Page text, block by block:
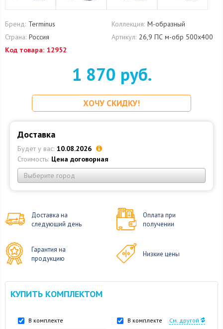
Бренд: Terminus Коллекция: М-образный
Страна: Россия Артикул: 26,9 ПС м-обр 500х400
Код товара: 12952
1 870 руб.
ХОЧУ СКИДКУ!
Доставка
Будет у вас: 10.08.2026
Стоимость: Цена договорная
Выберите город
Доставка на
следующий день
Оплата при
получении
Гарантия на
продукцию
Низкие цены
КУПИТЬ КОМПЛЕКТОМ
В комплекте В комплекте См. другой